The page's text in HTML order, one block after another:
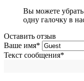
Вы можете
одну галочку в
Оставить отзыв
Ваше имя*
Текст сообщения*